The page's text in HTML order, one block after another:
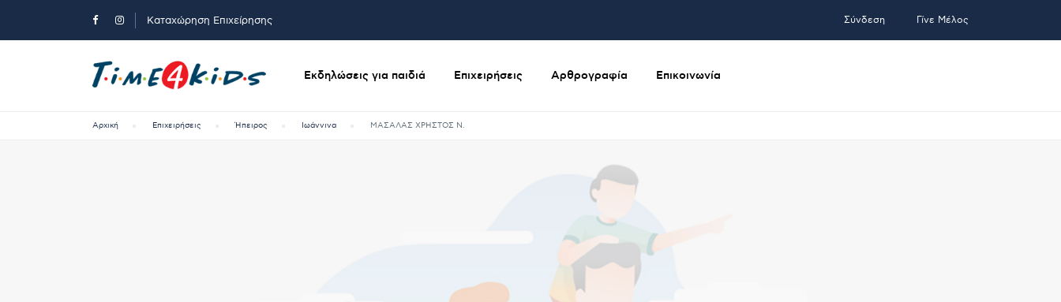
Καταχώρηση Επιχείρησης Σύνδεση Γίνε Μέλος
Εκδηλώσεις για παιδιά Επιχειρήσεις Αρθρογραφία Επικοινωνία
Αρχική Επιχειρήσεις Ήπειρος Ιωάννινα ΜΑΣΑΛΑΣ ΧΡΗΣΤΟΣ Ν.